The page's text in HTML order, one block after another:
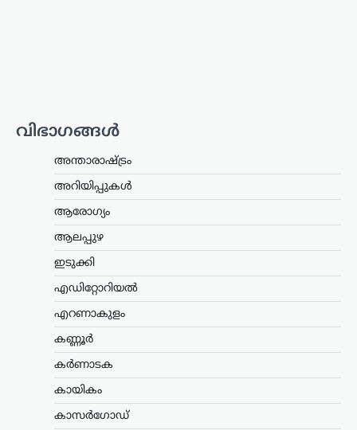
വിഭാഗങ്ങൾ
അന്താരാഷ്ട്രം
അറിയിപ്പുകൾ
ആരോഗ്യം
ആലപ്പുഴ
ഇടുക്കി
എഡിറ്റോറിയൽ
എറണാകുളം
കണ്ണൂർ
കർണാടക
കായികം
കാസർഗോഡ്
ആത്മവിശ്വാസത്തോടെ ഇന്ധനം
ഉപയോഗിക്കാമെന്ന് കേന്ദ്ര പെട്രോളിയം,
പ്രകൃതി വാതക മന്ത്രാലയം വ്യക്തമാക്കി.
പൊതുമേഖല ഓയിൽ മാർക്കറ്റിങ്
കമ്പനികൾ (ഒഎംസികൾ) വിതരണം…
‘കേരളത്തിൽ ബിജെപി
അല്ല, പക്ഷേ
ബിജെപിക്കായി
ഭരിക്കുന്നത് യുഡിഎഫ്’;
സതീശനെതിരെ എം.വി.
അധികാരത്തിലില്ലെങ്കിലും വി.ഡി.
സതീശന്റെ നേതൃത്വത്തിലുള്ള യുഡിഎഫ്